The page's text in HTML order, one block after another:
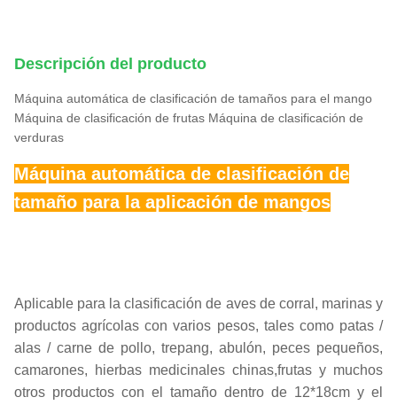
Descripción del producto
Máquina automática de clasificación de tamaños para el mango
Máquina de clasificación de frutas Máquina de clasificación de
verduras
Máquina automática de clasificación de
tamaño para la aplicación de mangos
Aplicable para la clasificación de aves de corral, marinas y
productos agrícolas con varios pesos, tales como patas /
alas / carne de pollo, trepang, abulón, peces pequeños,
camarones, hierbas medicinales chinas,frutas y muchos
otros productos con el tamaño dentro de 12*18cm y el